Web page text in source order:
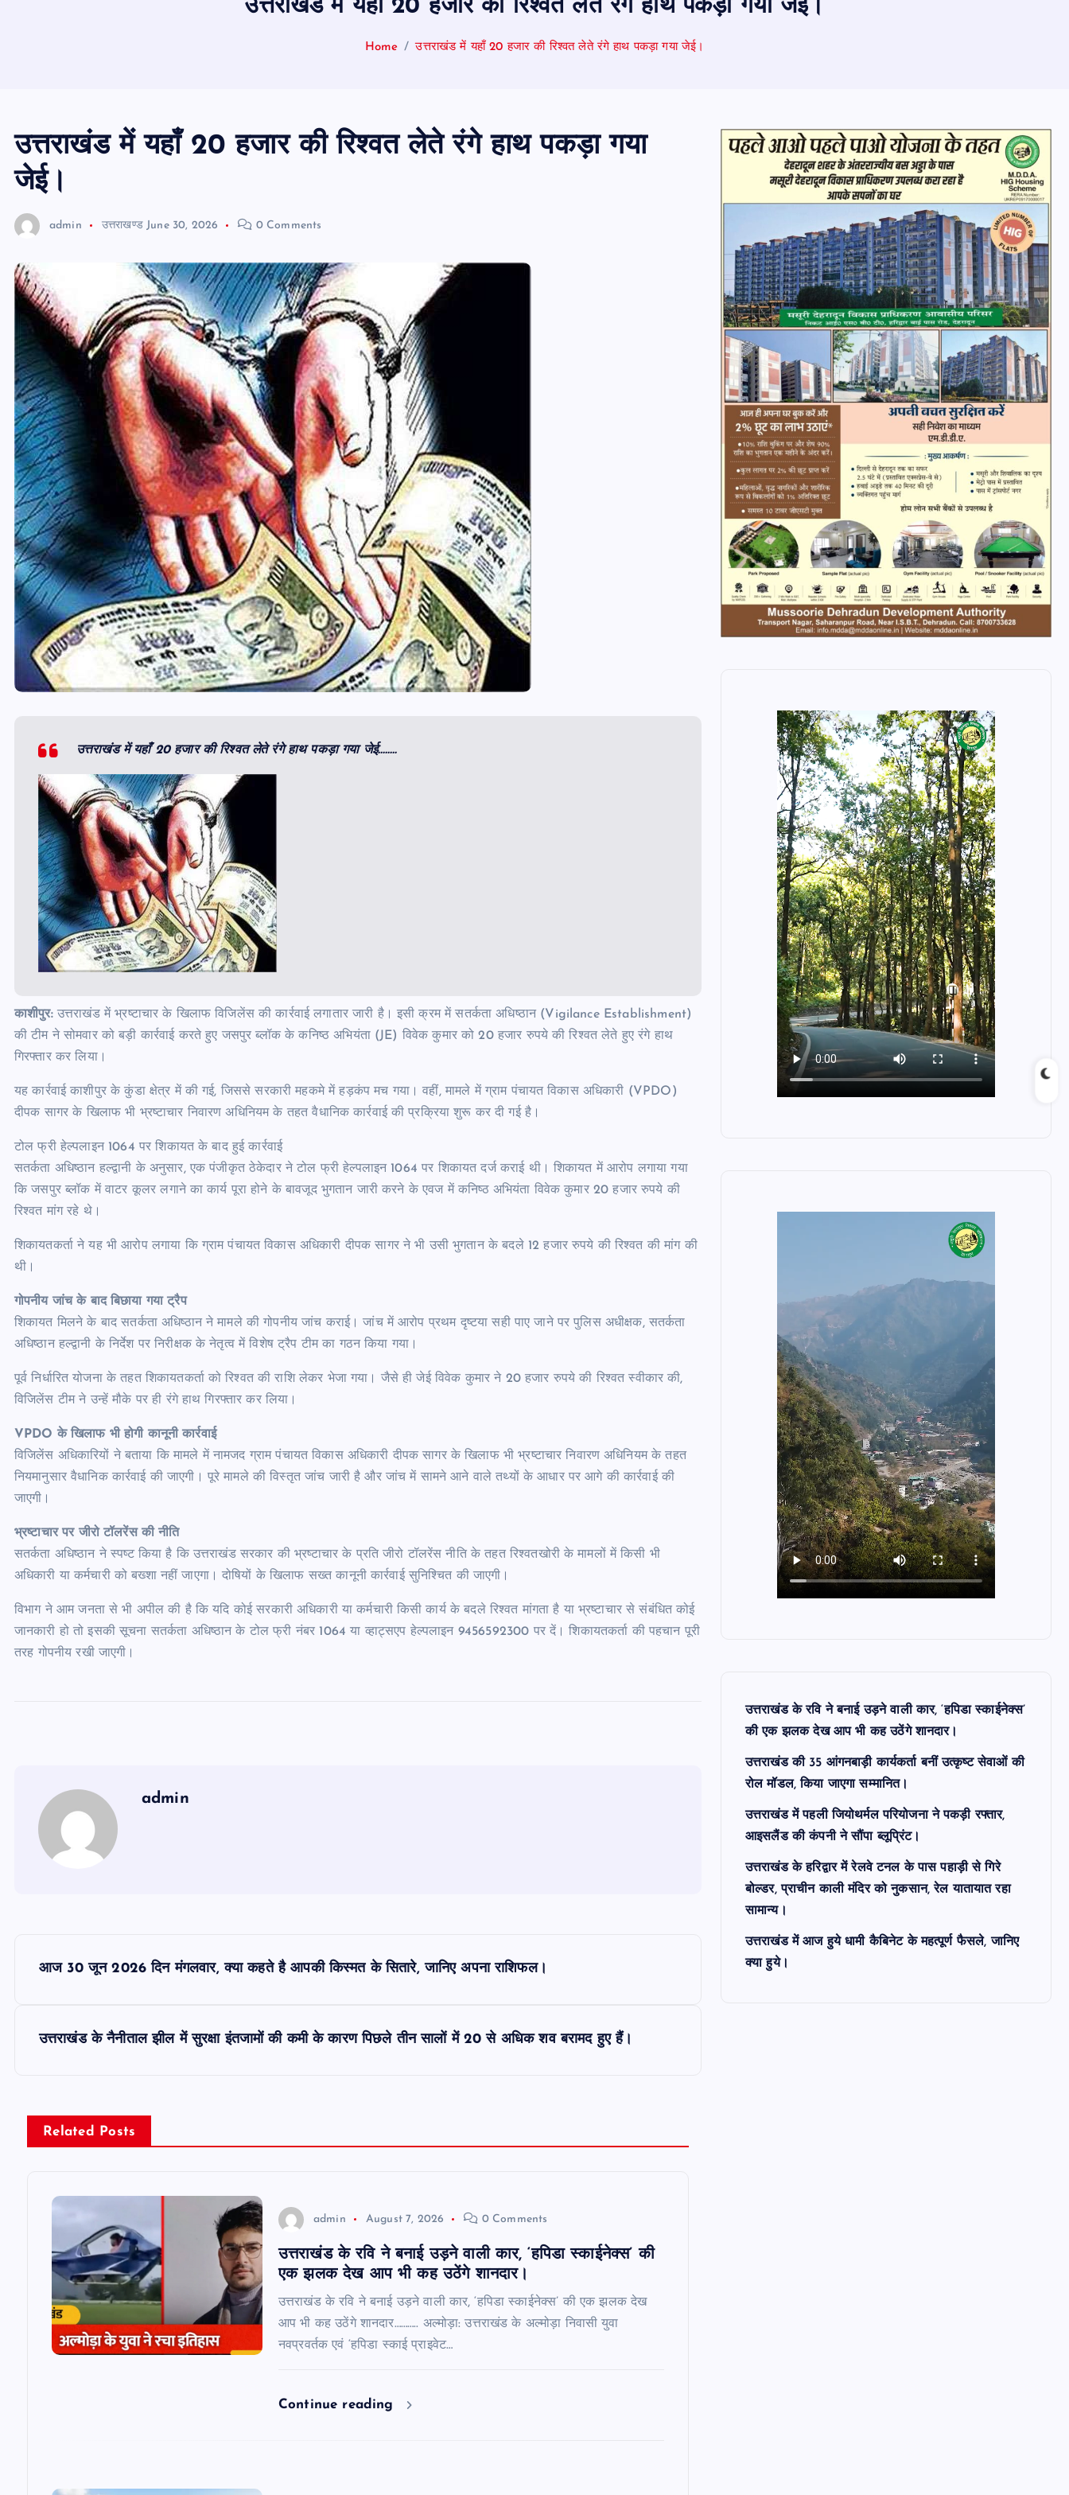
उत्तराखंड में यहाँ 20 हजार की रिश्वत लेते रंगे हाथ पकड़ा गया जेई।
Home उत्तराखंड में यहाँ 20 हजार की रिश्वत लेते रंगे हाथ पकड़ा गया जेई।
उत्तराखंड में यहाँ 20 हजार की रिश्वत लेते रंगे हाथ पकड़ा गया
जेई।
admin उत्तराखण्ड June 30, 2026 0 Comments
उत्तराखंड में यहाँ 20 हजार की रिश्वत लेते रंगे हाथ पकड़ा गया जेई……..
काशीपुर:उत्तराखंड में भ्रष्टाचार के खिलाफ विजिलेंस की कार्रवाई लगातार जारी है। इसी क्रम में सतर्कता अधिष्ठान (Vigilance Establishment)
की टीम ने सोमवार को बड़ी कार्रवाई करते हुए जसपुर ब्लॉक के कनिष्ठ अभियंता (JE) विवेक कुमार को 20 हजार रुपये की रिश्वत लेते हुए रंगे हाथ
गिरफ्तार कर लिया।
यह कार्रवाई काशीपुर के कुंडा क्षेत्र में की गई, जिससे सरकारी महकमे में हड़कंप मच गया। वहीं, मामले में ग्राम पंचायत विकास अधिकारी (VPDO)
दीपक सागर के खिलाफ भी भ्रष्टाचार निवारण अधिनियम के तहत वैधानिक कार्रवाई की प्रक्रिया शुरू कर दी गई है।
टोल फ्री हेल्पलाइन 1064 पर शिकायत के बाद हुई कार्रवाई
सतर्कता अधिष्ठान हल्द्वानी के अनुसार, एक पंजीकृत ठेकेदार ने टोल फ्री हेल्पलाइन 1064 पर शिकायत दर्ज कराई थी। शिकायत में आरोप लगाया गया
कि जसपुर ब्लॉक में वाटर कूलर लगाने का कार्य पूरा होने के बावजूद भुगतान जारी करने के एवज में कनिष्ठ अभियंता विवेक कुमार 20 हजार रुपये की
रिश्वत मांग रहे थे।
शिकायतकर्ता ने यह भी आरोप लगाया कि ग्राम पंचायत विकास अधिकारी दीपक सागर ने भी उसी भुगतान के बदले 12 हजार रुपये की रिश्वत की मांग की
थी।
गोपनीय जांच के बाद बिछाया गया ट्रैप
शिकायत मिलने के बाद सतर्कता अधिष्ठान ने मामले की गोपनीय जांच कराई। जांच में आरोप प्रथम दृष्टया सही पाए जाने पर पुलिस अधीक्षक, सतर्कता
अधिष्ठान हल्द्वानी के निर्देश पर निरीक्षक के नेतृत्व में विशेष ट्रैप टीम का गठन किया गया।
पूर्व निर्धारित योजना के तहत शिकायतकर्ता को रिश्वत की राशि लेकर भेजा गया। जैसे ही जेई विवेक कुमार ने 20 हजार रुपये की रिश्वत स्वीकार की,
विजिलेंस टीम ने उन्हें मौके पर ही रंगे हाथ गिरफ्तार कर लिया।
VPDO के खिलाफ भी होगी कानूनी कार्रवाई
विजिलेंस अधिकारियों ने बताया कि मामले में नामजद ग्राम पंचायत विकास अधिकारी दीपक सागर के खिलाफ भी भ्रष्टाचार निवारण अधिनियम के तहत
नियमानुसार वैधानिक कार्रवाई की जाएगी। पूरे मामले की विस्तृत जांच जारी है और जांच में सामने आने वाले तथ्यों के आधार पर आगे की कार्रवाई की
जाएगी।
भ्रष्टाचार पर जीरो टॉलरेंस की नीति
सतर्कता अधिष्ठान ने स्पष्ट किया है कि उत्तराखंड सरकार की भ्रष्टाचार के प्रति जीरो टॉलरेंस नीति के तहत रिश्वतखोरी के मामलों में किसी भी
अधिकारी या कर्मचारी को बख्शा नहीं जाएगा। दोषियों के खिलाफ सख्त कानूनी कार्रवाई सुनिश्चित की जाएगी।
विभाग ने आम जनता से भी अपील की है कि यदि कोई सरकारी अधिकारी या कर्मचारी किसी कार्य के बदले रिश्वत मांगता है या भ्रष्टाचार से संबंधित कोई
जानकारी हो तो इसकी सूचना सतर्कता अधिष्ठान के टोल फ्री नंबर 1064 या व्हाट्सएप हेल्पलाइन 9456592300 पर दें। शिकायतकर्ता की पहचान पूरी
तरह गोपनीय रखी जाएगी।
admin
आज 30 जून 2026 दिन मंगलवार, क्या कहते है आपकी किस्मत के सितारे, जानिए अपना राशिफल।
उत्तराखंड के नैनीताल झील में सुरक्षा इंतजामों की कमी के कारण पिछले तीन सालों में 20 से अधिक शव बरामद हुए हैं।
Related Posts
admin August 7, 2026 0 Comments
उत्तराखंड के रवि ने बनाई उड़ने वाली कार, ‘हपिडा स्काईनेक्स’ की
एक झलक देख आप भी कह उठेंगे शानदार।
उत्तराखंड के रवि ने बनाई उड़ने वाली कार, ‘हपिडा स्काईनेक्स’ की एक झलक देख
आप भी कह उठेंगे शानदार……….. अल्मोड़ा: उत्तराखंड के अल्मोड़ा निवासी युवा
नवप्रवर्तक एवं ‘हपिडा स्काई प्राइवेट…
Continue reading
उत्तराखंड के रवि ने बनाई उड़ने वाली कार, ‘हपिडा स्काईनेक्स’
की एक झलक देख आप भी कह उठेंगे शानदार।
उत्तराखंड की 35 आंगनबाड़ी कार्यकर्ता बनीं उत्कृष्ट सेवाओं की
रोल मॉडल, किया जाएगा सम्मानित।
उत्तराखंड में पहली जियोथर्मल परियोजना ने पकड़ी रफ्तार,
आइसलैंड की कंपनी ने सौंपा ब्लूप्रिंट।
उत्तराखंड के हरिद्वार में रेलवे टनल के पास पहाड़ी से गिरे
बोल्डर, प्राचीन काली मंदिर को नुकसान, रेल यातायात रहा
सामान्य।
उत्तराखंड में आज हुये धामी कैबिनेट के महत्पूर्ण फैसले, जानिए
क्या हुये।